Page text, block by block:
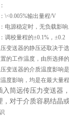
\<0.005%输出量程/V
电源稳定时，无负载影
调校量程的±0.1%，±0.2
变送器的静压还取决于
的工作温度，由所选择
变送器的介质温度影响
度影响，均是在最大量
入筒远传压力变送器
，对于介质容易结晶